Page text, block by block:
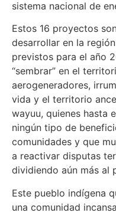
sistema nacional de
Estos 16 proyectos
desarrollar en la
previstos para el año
“sembrar” en el
aerogeneradores,
vida y el territorio
wayuu, quienes hasta
ningún tipo de
comunidades y que
a reactivar disputas
dividiendo aún más al
Este pueblo indígena
una comunidad